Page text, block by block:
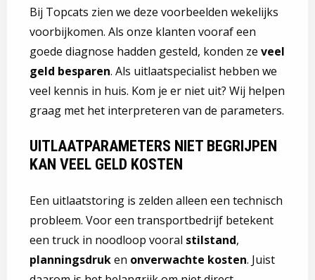
Bij Topcats zien we deze voorbeelden wekelijks
voorbijkomen. Als onze klanten vooraf een
goede diagnose hadden gesteld, konden ze veel
geld besparen. Als uitlaatspecialist hebben we
veel kennis in huis. Kom je er niet uit? Wij helpen
graag met het interpreteren van de parameters.
UITLAATPARAMETERS NIET BEGRIJPEN
KAN VEEL GELD KOSTEN
Een uitlaatstoring is zelden alleen een technisch
probleem. Voor een transportbedrijf betekent
een truck in noodloop vooral stilstand,
planningsdruken onverwachte kosten. Juist